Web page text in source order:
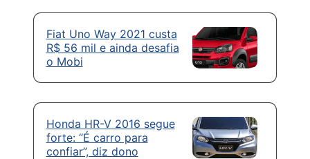
Fiat Uno Way 2021 custa
R$ 56 mil e ainda desafia
o Mobi
Honda HR-V 2016 segue
forte: “É carro para
confiar”, diz dono